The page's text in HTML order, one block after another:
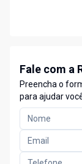
Fale com a
Preencha o
para ajudar